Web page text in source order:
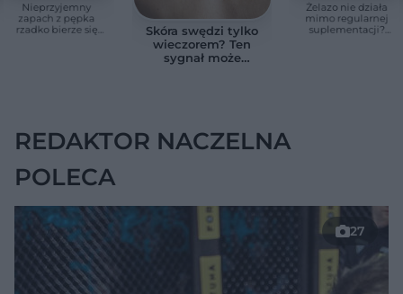
Nieprzyjemny
zapach z pępka
rzadko bierze się
Skóra swędzi tylko
wieczorem? Ten
sygnał może
Żelazo nie działa
mimo regularnej
suplementacji?
REDAKTOR NACZELNA
POLECA
27